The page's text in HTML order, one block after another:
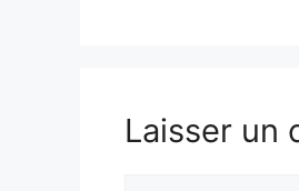
Laisser un